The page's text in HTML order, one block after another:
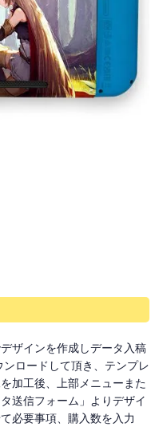
ザインを作成しデータ入稿
ロードして頂き、テンプレ
加工後、上部メニューまた
送信フォーム」よりデザイ
必要事項、購入数を入力